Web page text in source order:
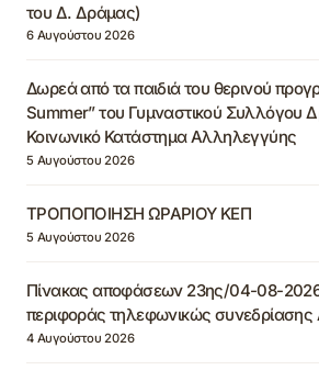
του Δ. Δράμας)
6 Αυγούστου 2026
Δωρεά από τα παιδιά του θερινού
Summer” του Γυμναστικού Συλλόγου
Κοινωνικό Κατάστημα Αλληλεγγύης
5 Αυγούστου 2026
ΤΡΟΠΟΠΟΙΗΣΗ ΩΡΑΡΙΟΥ ΚΕΠ
5 Αυγούστου 2026
Πίνακας αποφάσεων 23ης/04-08-2026
περιφοράς τηλεφωνικώς
4 Αυγούστου 2026